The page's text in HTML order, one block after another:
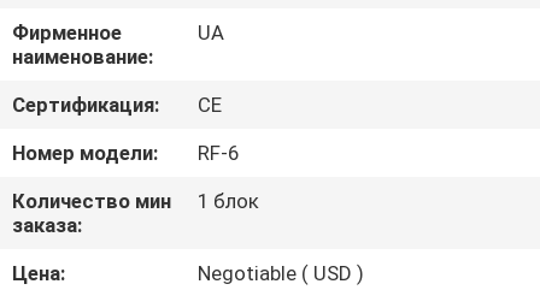
ПУТЕШЕСТВИЕ
ФАБРИКИ
ПРОВЕРКА
КАЧЕСТВА
Фирменное
наименование:
UA
Сертификация:
CE
Номер модели:
RF-6
Количество мин
заказа:
1 блок
Цена:
Negotiable ( USD )